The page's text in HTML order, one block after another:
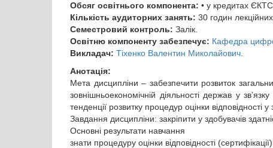
Обсяг освітнього компонента: • у кредитах
Кількість аудиторних занять: 30 годин
Семестровий контроль: Залік.
Освітню компоненту забезпечує: Кафедра
Викладач: Тіхенко Валентин Миколайович
Анотація:
Мета дисципліни – забезпечити розвиток
зовнішньоекономічній діяльності держав у
тенденції розвитку процедур оцінки відповідності у
Завдання дисципліни: закріпити у здобувачів
Основні результати навчання
знати процедуру оцінки відповідності